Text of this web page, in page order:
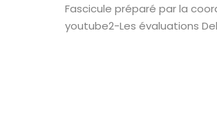
Fascicule préparé par la
youtube2-Les évaluations